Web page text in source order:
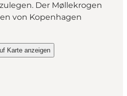
Der Møllekrogen
von Kopenhagen
– die wilde Perle der
Karte anzeigen
Møllekrogen – die wilde Perle der Natur